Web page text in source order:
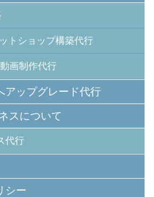
トショップ構築代行
画制作代行
アップグレード代行
スについて
代行
シー